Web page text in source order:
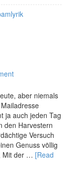
aber niemals
ja auch jeden Tag
den Harvestern
Versuch
Genuss völlig
Mit der … [Read